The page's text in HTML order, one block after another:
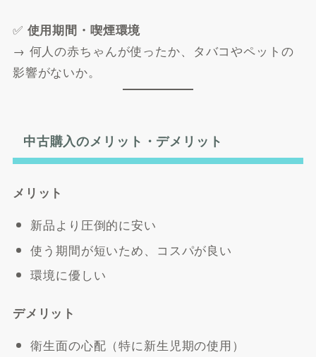
✅ 使用期間・喫煙環境
→ 何人の赤ちゃんが使ったか、タバコやペットの
影響がないか。
中古購入のメリット・デメリット
メリット
新品より圧倒的に安い
使う期間が短いため、コスパが良い
環境に優しい
デメリット
衛生面の心配（特に新生児期の使用）